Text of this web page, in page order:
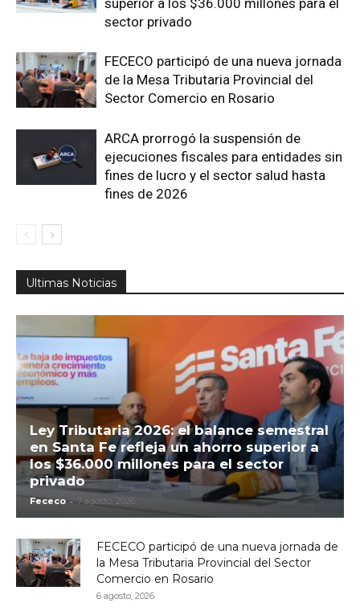
sector privado
FECECO participó de una nueva jornada
de la Mesa Tributaria Provincial del
Sector Comercio en Rosario
ARCA prorrogó la suspensión de
ejecuciones fiscales para entidades sin
fines de lucro y el sector salud hasta
fines de 2026
Ultimas Noticias
Ley Tributaria 2026: el balance semestral
en Santa Fe refleja un ahorro superior a
los $36.000 millones para el sector
privado
Fececo - 7 agosto, 2026
FECECO participó de una nueva jornada de
la Mesa Tributaria Provincial del Sector
Comercio en Rosario
6 agosto, 2026